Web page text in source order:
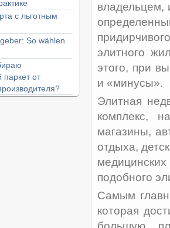
с льготным
So wählen
паркет от
владельцем,
элитного
этого, при
и «минусы».
Элитная
комплекс,
магазины,
отдыха,
подобного
Самым
которая